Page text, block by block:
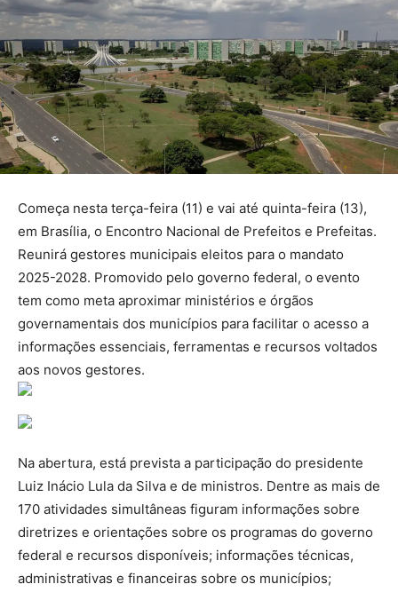
Começa nesta terça-feira (11) e vai até quinta-feira (13),
em Brasília, o Encontro Nacional de Prefeitos e Prefeitas.
Reunirá gestores municipais eleitos para o mandato
2025-2028. Promovido pelo governo federal, o evento
tem como meta aproximar ministérios e órgãos
governamentais dos municípios para facilitar o acesso a
informações essenciais, ferramentas e recursos voltados
aos novos gestores.
Na abertura, está prevista a participação do presidente
Luiz Inácio Lula da Silva e de ministros. Dentre as mais de
170 atividades simultâneas figuram informações sobre
diretrizes e orientações sobre os programas do governo
federal e recursos disponíveis; informações técnicas,
administrativas e financeiras sobre os municípios;